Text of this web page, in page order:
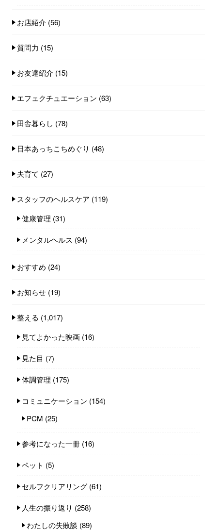
お店紹介 (56)
質問力 (15)
お友達紹介 (15)
エフェクチュエーション (63)
田舎暮らし (78)
日本あっちこちめぐり (48)
夫育て (27)
スタッフのヘルスケア (119)
健康管理 (31)
メンタルヘルス (94)
おすすめ (24)
お知らせ (19)
整える (1,017)
見てよかった映画 (16)
見た目 (7)
体調管理 (175)
コミュニケーション (154)
PCM (25)
参考になった一冊 (16)
ペット (5)
セルフクリアリング (61)
人生の振り返り (258)
わたしの失敗談 (89)